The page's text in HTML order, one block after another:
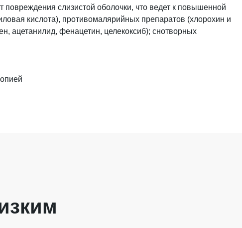
слизистой оболочки, что ведет к повышенной
кислота), противомалярийных препаратов (хлорохин и
ацетанилид, фенацетин, целекоксиб); снотворных